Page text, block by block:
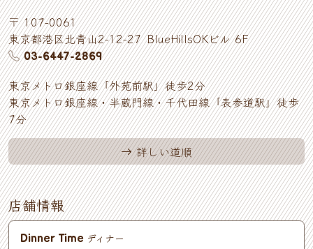
〒107-0061
東京都港区北青山2-12-27 BlueHillsOKビル 6F
03-6447-2869
東京メトロ銀座線「外苑前駅」徒歩2分
東京メトロ銀座線・半蔵門線・千代田線「表参道駅」徒歩
7分
詳しい道順
店舗情報
Dinner Time ディナー